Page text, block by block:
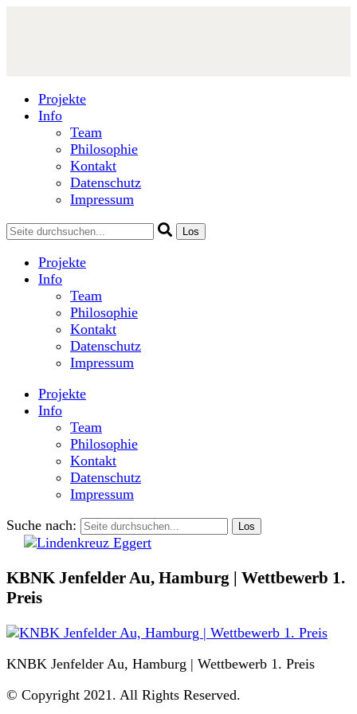
Projekte
Info
Team
Philosophie
Kontakt
Datenschutz
Impressum
Projekte
Info
Team
Philosophie
Kontakt
Datenschutz
Impressum
Projekte
Info
Team
Philosophie
Kontakt
Datenschutz
Impressum
Suche nach:
KBNK Jenfelder Au, Hamburg | Wettbewerb 1.
Preis
KNBK Jenfelder Au, Hamburg | Wettbewerb 1. Preis
© Copyright 2021. All Rights Reserved.